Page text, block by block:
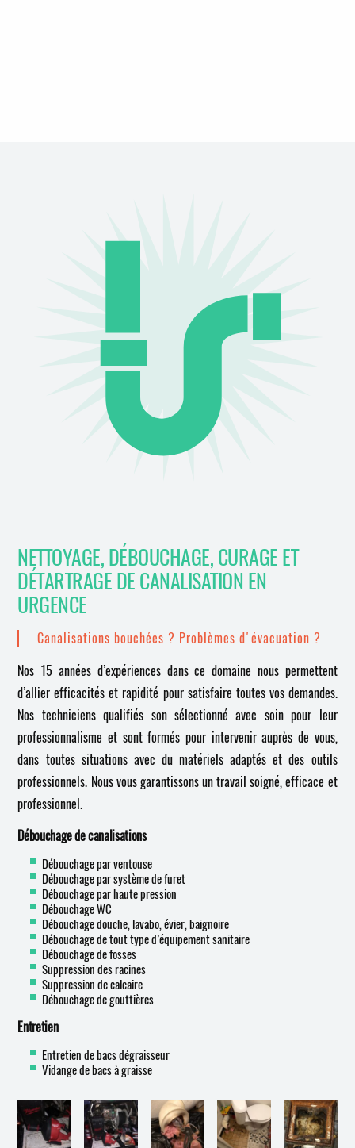
NETTOYAGE, DÉBOUCHAGE, CURAGE ET
DÉTARTRAGE DE CANALISATION EN
URGENCE
Canalisations bouchées ? Problèmes d'évacuation ?
Nos 15 années d’expériences dans ce domaine nous permettent
d’allier efficacités et rapidité pour satisfaire toutes vos demandes.
Nos techniciens qualifiés son sélectionné avec soin pour leur
professionnalisme et sont formés pour intervenir auprès de vous,
dans toutes situations avec du matériels adaptés et des outils
professionnels. Nous vous garantissons un travail soigné, efficace et
professionnel.
Débouchage de canalisations
Débouchage par ventouse
Débouchage par système de furet
Débouchage par haute pression
Débouchage WC
Débouchage douche, lavabo, évier, baignoire
Débouchage de tout type d’équipement sanitaire
Débouchage de fosses
Suppression des racines
Suppression de calcaire
Débouchage de gouttières
Entretien
Entretien de bacs dégraisseur
Vidange de bacs à graisse